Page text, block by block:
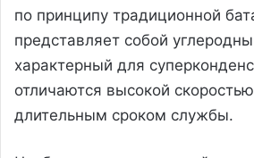
по принципу традиционной
представляет собой
характерный для
отличаются высокой
длительным сроком службы.